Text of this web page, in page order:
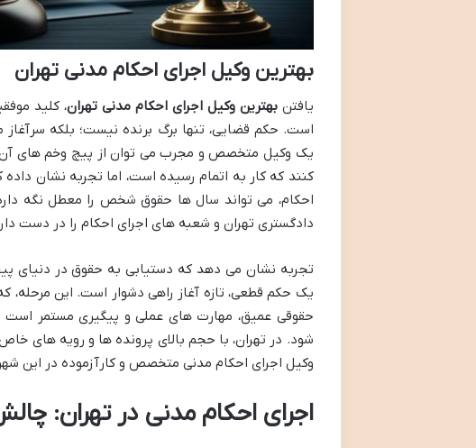
بهترین وکیل اجرای احکام مدنی تهران
یافتنبهترین وکیل اجرای احکام مدنی تهران، کلید
است. حکم قضایی، تنها برگ برنده نیست؛ بلکه
یک وکیل متخصص و مجرب می توان از پیچ وخم های آن
کنند که کار به اتمام رسیده است، اما تجربه نشان
احکام، می تواند سال ها حقوق شخص را معطل نگه
دادگستری تهران و شعبه های اجرای احکام را در دست
تجربه نشان می دهد که دستیابی به حقوق در دنیای
یک حکم قطعی، تازه آغاز راهی دشوار است. این مرحله،
حقوقی عمیق، مهارت های عملی و پیگیری مستمر است
شود. در تهران، با حجم بالای پرونده ها و رویه های
وکیل اجرای احکام مدنی متخصص و کارآزموده در این
اجرای احکام مدنی در تهران: